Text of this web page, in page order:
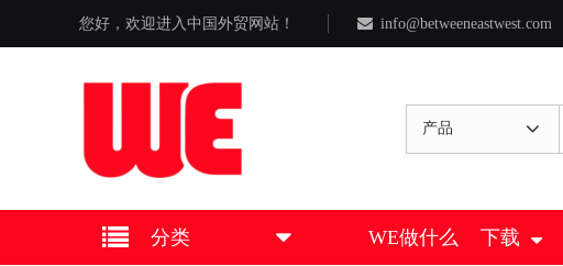
您好，欢迎进入中国外贸网站！ info@betweeneastwest.com
产品
分类 WE做什么 下载